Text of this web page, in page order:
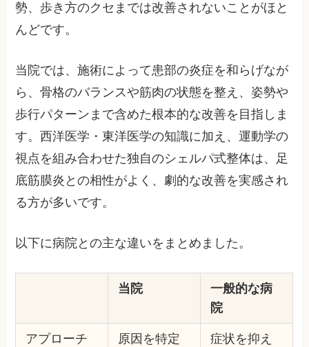
勢、歩き方のクセまでは改善されないことがほと
んどです。
当院では、施術によって患部の炎症を和らげなが
ら、骨格のバランスや筋肉の状態を整え、姿勢や
歩行パターンまで含めた根本的な改善を目指しま
す。西洋医学・東洋医学の知識に加え、運動学の
視点を組み合わせた独自のシェルパ式整体は、足
底筋膜炎との相性がよく、劇的な改善を実感され
る方が多いです。
以下に病院との主な違いをまとめました。
当院
一般的な病
院
アプローチ
原因を特定
症状を抑え